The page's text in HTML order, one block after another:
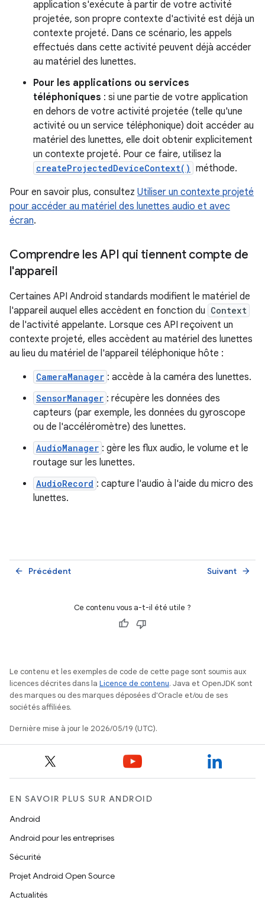
application s'exécute à partir de votre activité
projetée, son propre contexte d'activité est déjà un
contexte projeté. Dans ce scénario, les appels
effectués dans cette activité peuvent déjà accéder
au matériel des lunettes.
Pour les applications ou services
téléphoniques : si une partie de votre application
en dehors de votre activité projetée (telle qu'une
activité ou un service téléphonique) doit accéder au
matériel des lunettes, elle doit obtenir explicitement
un contexte projeté. Pour ce faire, utilisez la
createProjectedDeviceContext() méthode.
Pour en savoir plus, consultez Utiliser un contexte projeté
pour accéder au matériel des lunettes audio et avec
écran.
Comprendre les API qui tiennent compte de
l'appareil
Certaines API Android standards modifient le matériel de
l'appareil auquel elles accèdent en fonction du Context
de l'activité appelante. Lorsque ces API reçoivent un
contexte projeté, elles accèdent au matériel des lunettes
au lieu du matériel de l'appareil téléphonique hôte :
CameraManager : accède à la caméra des lunettes.
SensorManager : récupère les données des
capteurs (par exemple, les données du gyroscope
ou de l'accéléromètre) des lunettes.
AudioManager : gère les flux audio, le volume et le
routage sur les lunettes.
AudioRecord : capture l'audio à l'aide du micro des
lunettes.
Précédent
arrow_back Suivant arrow_forward
Ce contenu vous a-t-il été utile ?
Le contenu et les exemples de code de cette page sont soumis aux
licences décrites dans la Licence de contenu. Java et OpenJDK sont
des marques ou des marques déposées d'Oracle et/ou de ses
sociétés affiliées.
Dernière mise à jour le 2026/05/19 (UTC).
EN SAVOIR PLUS SUR ANDROID
Android
Android pour les entreprises
Sécurité
Projet Android Open Source
Actualités